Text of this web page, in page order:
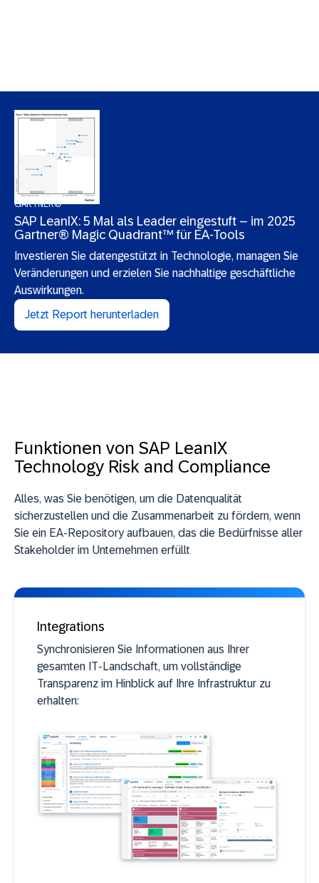
GARTNER®
SAP LeanIX: 5 Mal als Leader eingestuft – im 2025
Gartner® Magic Quadrant™ für EA-Tools
Investieren Sie datengestützt in Technologie, managen Sie
Veränderungen und erzielen Sie nachhaltige geschäftliche
Auswirkungen.
Jetzt Report herunterladen
Funktionen von SAP LeanIX
Technology Risk and Compliance
Alles, was Sie benötigen, um die Datenqualität
sicherzustellen und die Zusammenarbeit zu fördern, wenn
Sie ein EA-Repository aufbauen, das die Bedürfnisse aller
Stakeholder im Unternehmen erfüllt
Integrations
Synchronisieren Sie Informationen aus Ihrer
gesamten IT-Landschaft, um vollständige
Transparenz im Hinblick auf Ihre Infrastruktur zu
erhalten: